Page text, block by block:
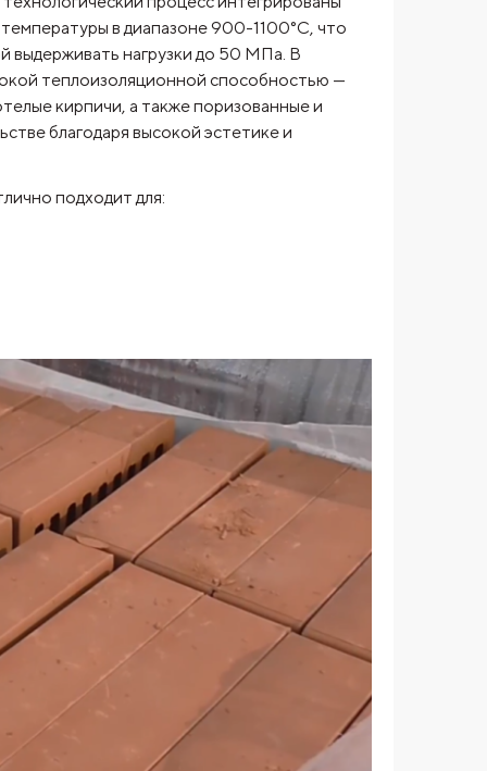
в диапазоне 900-1100°C, что
выдерживать нагрузки до 50 МПа. В
теплоизоляционной способностью —
кирпичи, а также поризованные и
благодаря высокой эстетике и
подходит для: